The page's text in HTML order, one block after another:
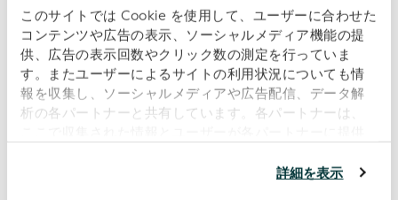
このサイトでは Cookie を使用して、ユーザーに合わせた
コンテンツや広告の表示、ソーシャルメディア機能の提
供、広告の表示回数やクリック数の測定を行っていま
す。またユーザーによるサイトの利用状況についても情
報を収集し、ソーシャルメディアや広告配信、データ解
析の各パートナーと共有しています。各パートナーは、
用したときに収集した他の情報を組み合わせて使用する
詳細を表示
ータは、取引関係全般を通じて最新状態を維持しなけれ
ばなりません。これには名刺情報および所有権構造の変
更の定期的な検証が含まれます。
この調査によって、問題の核心は取引主体識別の標準化
アプローチがないことだと判明しました。その結果、回
答者の54%が、同一の取引主体に対して異なる取引主体
識別子を用いることにより、異なる参照データセットへ